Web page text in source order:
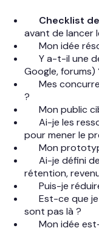
Checklist
avant de lancer
Mon idée
Y a-t-il une
Google, forums)
Mes
?
Mon public
Ai-je les
pour mener le
Mon
Ai-je défini
rétention,
Puis-je
Est-ce que
sont pas là ?
Mon idée